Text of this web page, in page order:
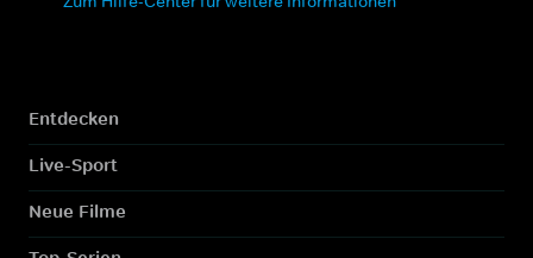
Entdecken
Live-Sport
Neue Filme